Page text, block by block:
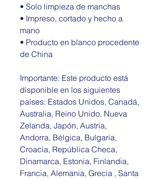
• Solo limpieza de manchas
• Impreso, cortado y hecho a
mano
• Producto en blanco procedente
de China
Importante: Este producto está
disponible en los siguientes
países: Estados Unidos, Canadá,
Australia, Reino Unido, Nueva
Zelanda, Japón, Austria,
Andorra, Bélgica, Bulgaria,
Croacia, República Checa,
Dinamarca, Estonia, Finlandia,
Francia, Alemania, Grecia , Santa